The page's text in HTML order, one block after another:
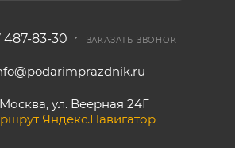
487-83-30 ЗАКАЗАТЬ ЗВОНОК
Москва, ул. Веерная 24Г
Яндекс.Навигатор